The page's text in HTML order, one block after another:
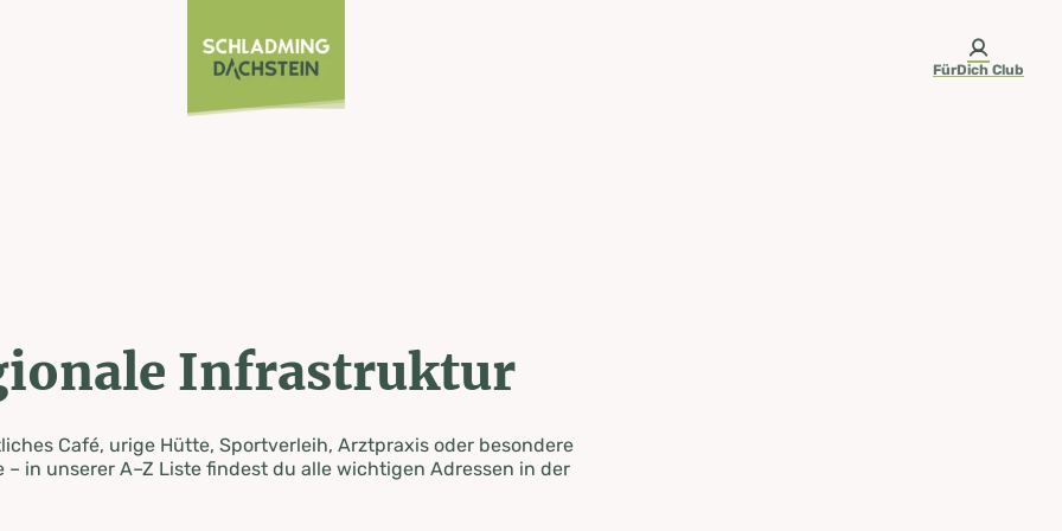
FürDich Club
Infrastruktur
Café, urige Hütte, Sportverleih, Arztpraxis oder besondere
– in unserer A–Z Liste findest du alle wichtigen Adressen in der